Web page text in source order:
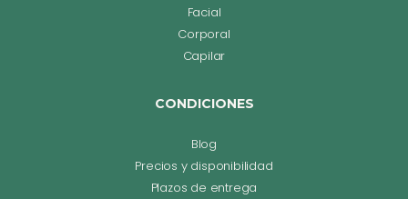
Facial
Corporal
Capilar
CONDICIONES
Blog
Precios y disponibilidad
Plazos de entrega